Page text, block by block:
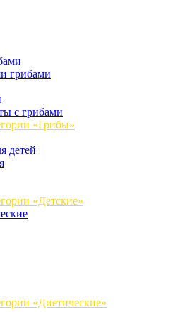
грибами
с грибами
«Грибы»
детей
«Детские»
«Диетические»